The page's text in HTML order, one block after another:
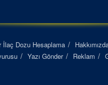
İlaç Dozu Hesaplama
Yazı Gönder Reklam